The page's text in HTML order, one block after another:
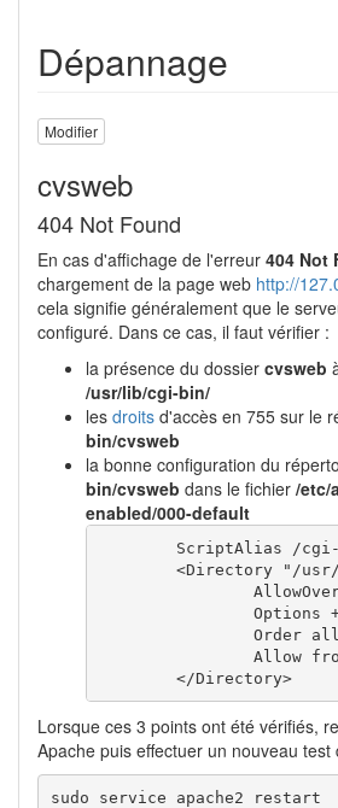
Dépannage
Modifier
cvsweb
404 Not Found
En cas d'affichage de l'erreur 404 Not
chargement de la page web http://
cela signifie généralement que le
configuré. Dans ce cas, il faut vérifier :
la présence du dossier cvsweb
/usr/lib/cgi-bin/
les droits d'accès en 755 sur le
bin/cvsweb
la bonne configuration du
bin/cvsweb dans le fichier /etc/
enabled/000-default
ScriptAlias /
<Directory "/
Options
Order
Allow
        </Directory>
Lorsque ces 3 points ont été vérifiés,
Apache puis effectuer un nouveau test
sudo service apache2 restart